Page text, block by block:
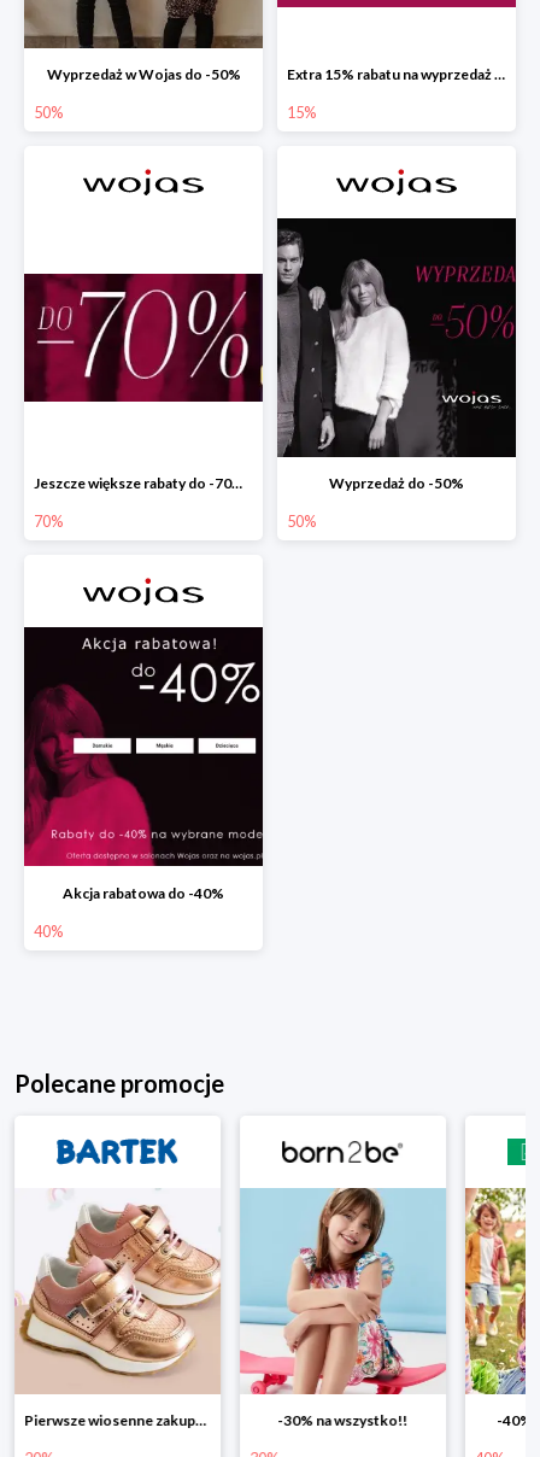
Wyprzedaż w Wojas do -50%
50%
Extra 15% rabatu na wyprzedaż w Wojas z kodem rabatowym
15%
Jeszcze większe rabaty do -70% w Wojas
70%
Wyprzedaż do -50%
50%
Akcja rabatowa do -40%
40%
Polecane promocje
Pierwsze wiosenne zakupy -20% -30% na wszystko!! -40%